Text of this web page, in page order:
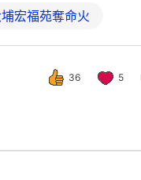
宏福苑奪命火
36 5